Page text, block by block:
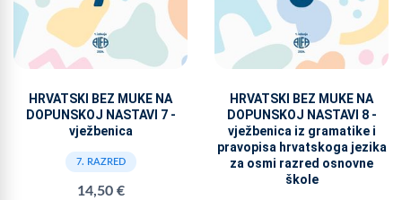
HRVATSKI BEZ MUKE NA
DOPUNSKOJ NASTAVI 7 -
vježbenica
7. RAZRED
14,50 €
HRVATSKI BEZ MUKE NA
DOPUNSKOJ NASTAVI 8 -
vježbenica iz gramatike i
pravopisa hrvatskoga jezika
za osmi razred osnovne
škole